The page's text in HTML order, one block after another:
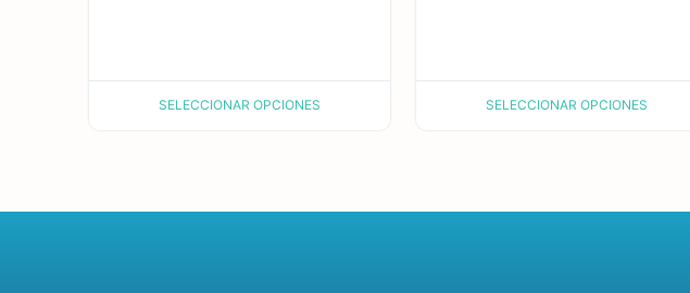
SELECCIONAR OPCIONES SELECCIONAR OPCIONES